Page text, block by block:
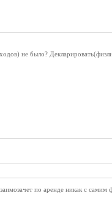
не было?
по аренде никак с самим